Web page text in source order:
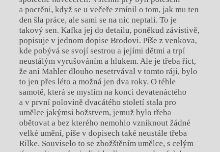
a poctěni, když se u večeře zmínil o tom, jak mu ten
den šla práce, ale sami se na nic neptali. To je
takový sen. Kafka jej do detailu, poněkud závistivě,
popisuje v jednom dopise Brodovi. Píše z venkova,
kde pobývá se svojí sestrou a jejími dětmi a trpí
neustálým vyrušováním a hlukem. Ale je třeba říct,
že ani Mahler dlouho nesetrvával v tomto ráji, bylo
to jen přes léto a možná jen dva roky. O téhle
samotě, která se myslím na konci devatenáctého
a v první polovině dvacátého století stala pro
umělce jakýmsi božstvem, jemuž bylo třeba
obětovat a bez kterého nemohlo vzniknout žádné
velké umění, píše v dopisech také neustále třeba
Rilke. Souviselo to se zbožštěním umělce, s celým